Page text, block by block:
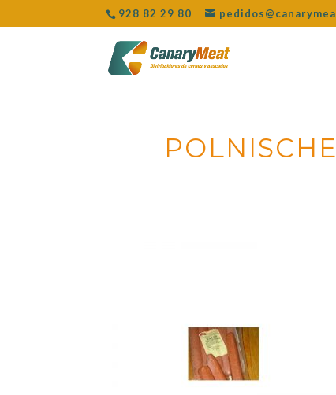
928 82 29 80